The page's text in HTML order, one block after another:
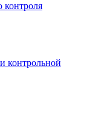
контроля
контрольной